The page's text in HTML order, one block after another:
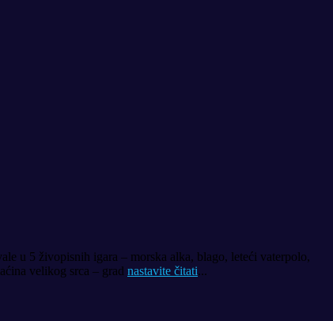
u 5 živopisnih igara – morska alka, blago, leteći vaterpolo,
velikog srca – grad nastavite čitati...